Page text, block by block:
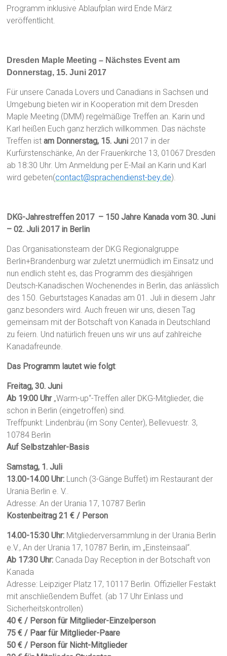
Programm inklusive Ablaufplan wird Ende März
veröffentlicht.
Dresden Maple Meeting – Nächstes Event am
Donnerstag, 15. Juni 2017
Für unsere Canada Lovers und Canadians in Sachsen und
Umgebung bieten wir in Kooperation mit dem Dresden
Maple Meeting (DMM) regelmäßige Treffen an. Karin und
Karl heißen Euch ganz herzlich willkommen. Das nächste
Treffen istam Donnerstag, 15. Juni 2017 in der
Kurfürstenschänke, An der Frauenkirche 13, 01067 Dresden
ab 18:30 Uhr. Um Anmeldung per E-Mail an Karin und Karl
wird gebeten(contact@sprachendienst-bey.de).
DKG-Jahrestreffen 2017 – 150 Jahre Kanada vom 30. Juni
– 02. Juli 2017 in Berlin
Das Organisationsteam der DKG Regionalgruppe
Berlin+Brandenburg war zuletzt unermüdlich im Einsatz und
nun endlich steht es, das Programm des diesjährigen
Deutsch-Kanadischen Wochenendes in Berlin, das anlässlich
des 150. Geburtstages Kanadas am 01. Juli in diesem Jahr
ganz besonders wird. Auch freuen wir uns, diesen Tag
gemeinsam mit der Botschaft von Kanada in Deutschland
zu feiern. Und natürlich freuen uns wir uns auf zahlreiche
Kanadafreunde.
Das Programm lautet wie folgt:
Freitag, 30. Juni
Ab 19:00 Uhr„Warm-up“-Treffen aller DKG-Mitglieder, die
schon in Berlin (eingetroffen) sind.
Treffpunkt: Lindenbräu (im Sony Center), Bellevuestr. 3,
10784 Berlin
Auf Selbstzahler-Basis
Samstag, 1. Juli
13.00-14.00 Uhr: Lunch (3-Gänge Buffet) im Restaurant der
Urania Berlin e. V..
Adresse: An der Urania 17, 10787 Berlin
Kostenbeitrag 21 € / Person
14.00-15:30 Uhr: Mitgliederversammlung in der Urania Berlin
e.V., An der Urania 17, 10787 Berlin, im „Einsteinsaal“.
Ab 17:30 Uhr: Canada Day Reception in der Botschaft von
Kanada
Adresse: Leipziger Platz 17, 10117 Berlin. Offizieller Festakt
mit anschließendem Buffet. (ab 17 Uhr Einlass und
Sicherheitskontrollen)
40 € / Person für Mitglieder-Einzelperson
75 € / Paar für Mitglieder-Paare
50 € / Person für Nicht-Mitglieder